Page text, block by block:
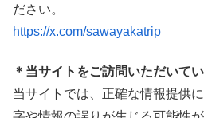
ださい。
https://x.com/sawayakatrip
＊当サイトをご訪問いただいて
当サイトでは、正確な情報提供